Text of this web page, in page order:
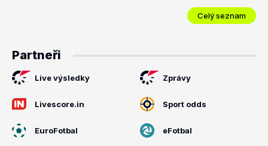
Celý seznam
Partneři
Live výsledky Zprávy
Livescore.in Sport odds
EuroFotbal eFotbal